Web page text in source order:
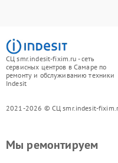
СЦ smr.indesit-fixim.ru - сеть
сервисных центров в Самаре по
ремонту и обслуживанию техники
Indesit
2021-2026 © СЦ smr.indesit-
Мы ремонтируем